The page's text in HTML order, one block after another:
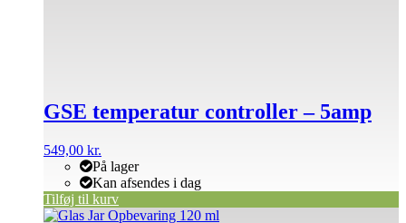
GSE temperatur controller – 5amp
549,00 kr.
På lager
Kan afsendes i dag
Tilføj til kurv
Dette